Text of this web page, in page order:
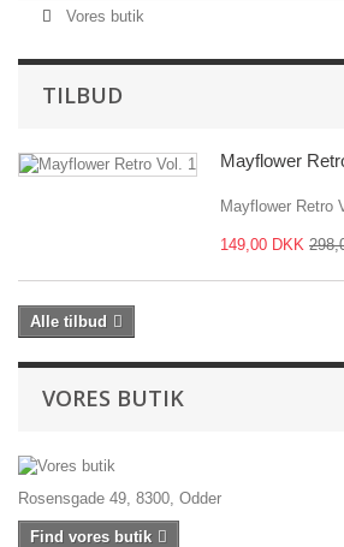
Vores butik
TILBUD
Mayflower
Mayflower Retro
149,00 DKK
Alle tilbud
VORES BUTIK
Rosensgade 49, 8300, Odder
Find vores butik